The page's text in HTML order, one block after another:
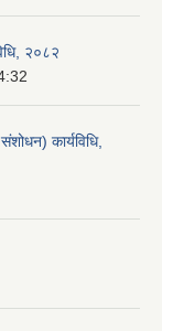
२०८२
कार्यविधि,